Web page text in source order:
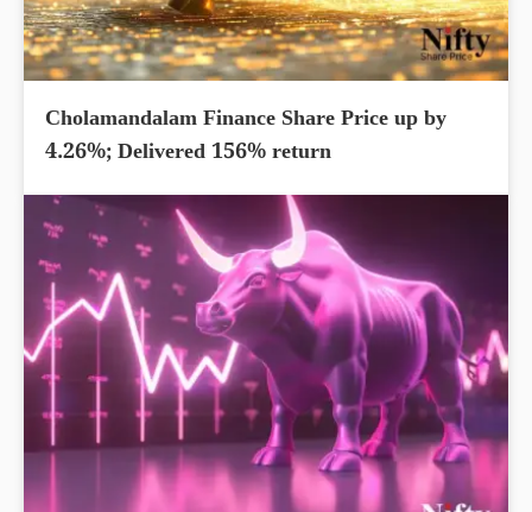
Cholamandalam Finance Share Price up by
4.26%; Delivered 156% return